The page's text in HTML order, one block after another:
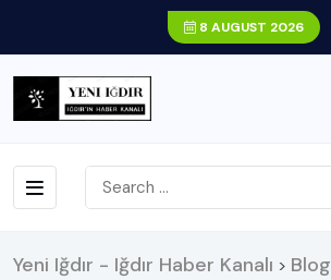
8 AUGUST 2026
Yeni Iğdır - Iğdır Haber Kanalı > Blog